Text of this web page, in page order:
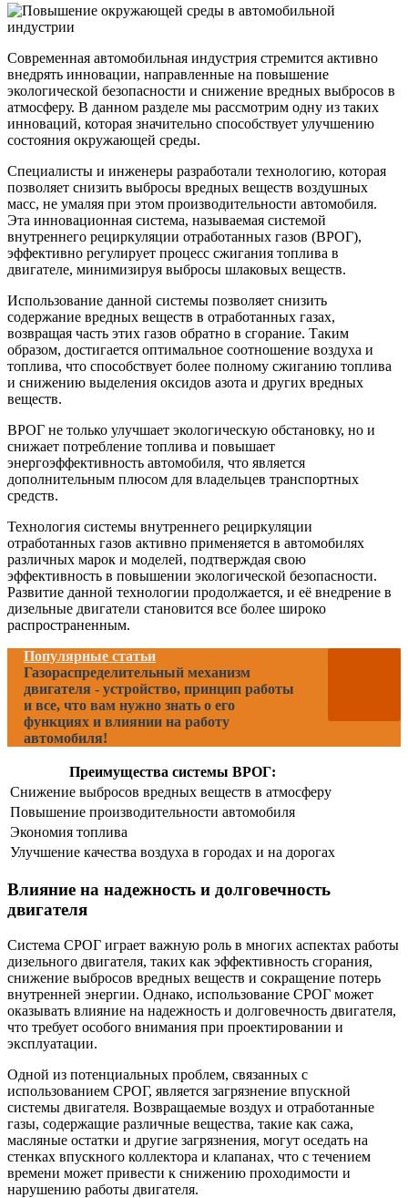
Современная автомобильная индустрия стремится активно
внедрять инновации, направленные на повышение
экологической безопасности и снижение вредных выбросов в
атмосферу. В данном разделе мы рассмотрим одну из таких
инноваций, которая значительно способствует улучшению
состояния окружающей среды.
Специалисты и инженеры разработали технологию, которая
позволяет снизить выбросы вредных веществ воздушных
масс, не умаляя при этом производительности автомобиля.
Эта инновационная система, называемая системой
внутреннего рециркуляции отработанных газов (ВРОГ),
эффективно регулирует процесс сжигания топлива в
двигателе, минимизируя выбросы шлаковых веществ.
Использование данной системы позволяет снизить
содержание вредных веществ в отработанных газах,
возвращая часть этих газов обратно в сгорание. Таким
образом, достигается оптимальное соотношение воздуха и
топлива, что способствует более полному сжиганию топлива
и снижению выделения оксидов азота и других вредных
веществ.
ВРОГ не только улучшает экологическую обстановку, но и
снижает потребление топлива и повышает
энергоэффективность автомобиля, что является
дополнительным плюсом для владельцев транспортных
средств.
Технология системы внутреннего рециркуляции
отработанных газов активно применяется в автомобилях
различных марок и моделей, подтверждая свою
эффективность в повышении экологической безопасности.
Развитие данной технологии продолжается, и её внедрение в
дизельные двигатели становится все более широко
распространенным.
Популярные статьи
Газораспределительный механизм
двигателя - устройство, принцип работы
и все, что вам нужно знать о его
функциях и влиянии на работу
автомобиля!
Преимущества системы ВРОГ:
Снижение выбросов вредных веществ в атмосферу
Повышение производительности автомобиля
Экономия топлива
Улучшение качества воздуха в городах и на дорогах
Влияние на надежность и долговечность
двигателя
Система СРОГ играет важную роль в многих аспектах работы
дизельного двигателя, таких как эффективность сгорания,
снижение выбросов вредных веществ и сокращение потерь
внутренней энергии. Однако, использование СРОГ может
оказывать влияние на надежность и долговечность двигателя,
что требует особого внимания при проектировании и
эксплуатации.
Одной из потенциальных проблем, связанных с
использованием СРОГ, является загрязнение впускной
системы двигателя. Возвращаемые воздух и отработанные
газы, содержащие различные вещества, такие как сажа,
масляные остатки и другие загрязнения, могут оседать на
стенках впускного коллектора и клапанах, что с течением
времени может привести к снижению проходимости и
нарушению работы двигателя.